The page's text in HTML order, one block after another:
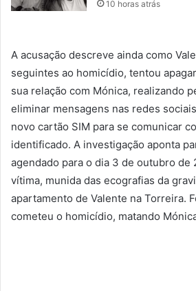
10 horas atrás
A acusação descreve ainda como
seguintes ao homicídio, tentou
sua relação com Mónica, realizando
eliminar mensagens nas redes
novo cartão SIM para se comunicar
identificado. A investigação aponta
agendado para o dia 3 de outubro de
vítima, munida das ecografias da
apartamento de Valente na Torreira.
cometeu o homicídio, matando